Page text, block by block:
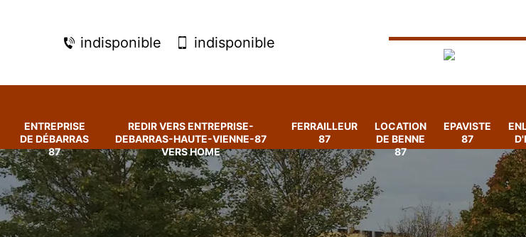
indisponible indisponible
ENTREPRISE
DE DÉBARRAS
87
REDIR VERS ENTREPRISE-
DEBARRAS-HAUTE-VIENNE-87
VERS HOME
FERRAILLEUR
87
LOCATION
DE BENNE
87
EPAVISTE
87